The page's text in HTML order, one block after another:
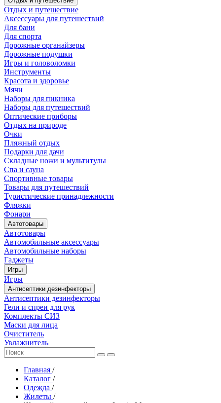
Отдых и путешествие
Аксессуары для путешествий
Для бани
Для спорта
Дорожные органайзеры
Дорожные подушки
Игры и головоломки
Инструменты
Красота и здоровье
Мячи
Наборы для пикника
Наборы для путешествий
Оптические приборы
Отдых на природе
Очки
Пляжный отдых
Подарки для дачи
Складные ножи и мультитулы
Спа и сауна
Спортивные товары
Товары для путешествий
Туристические принадлежности
Фляжки
Фонари
Автотовары
Автотовары
Автомобильные аксессуары
Автомобильные наборы
Гаджеты
Игры
Игры
Антисептики дезинфекторы
Антисептики дезинфекторы
Гели и спреи для рук
Комплекты СИЗ
Маски для лица
Очиститель
Увлажнитель
Главная /
Каталог /
Одежда /
Жилеты /